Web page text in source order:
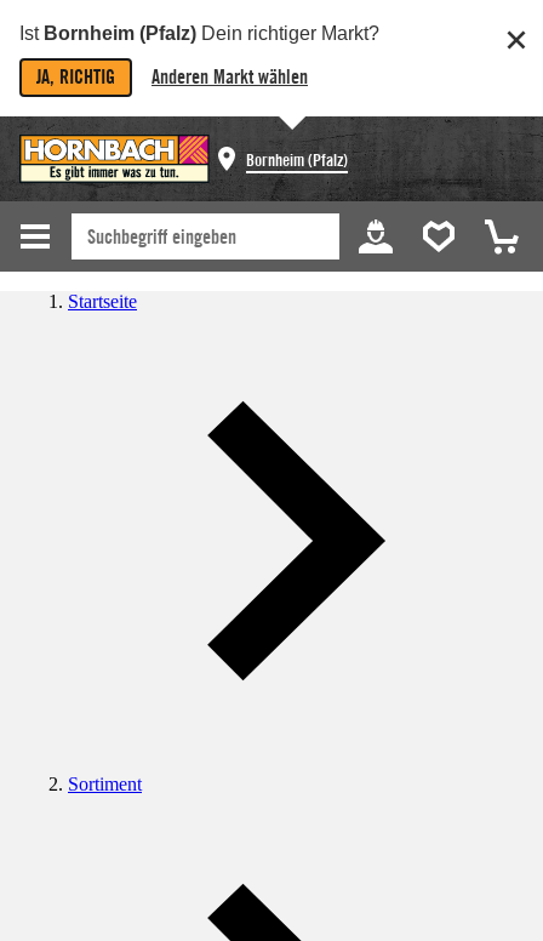
Ist Bornheim (Pfalz) Dein richtiger Markt?
JA, RICHTIG Anderen Markt wählen
Bornheim (Pfalz)
Startseite
Sortiment